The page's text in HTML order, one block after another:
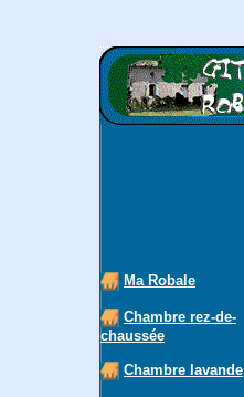
Ma Robale
Chambre rez-de-
chaussée
Chambre lavande